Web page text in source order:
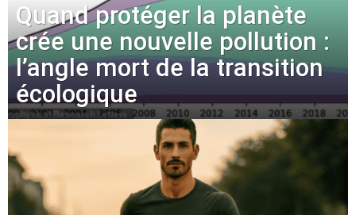
Quand protéger la planète
crée une nouvelle pollution :
l’angle mort de la transition
écologique